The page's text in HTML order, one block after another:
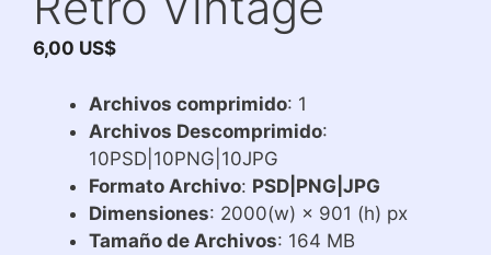
6,00 US$
Archivos comprimido: 1
Archivos Descomprimido:
10PSD|10PNG|10JPG
Formato Archivo: PSD|PNG|JPG
Dimensiones: 2000(w) × 901 (h) px
Tamaño de Archivos: 164 MB